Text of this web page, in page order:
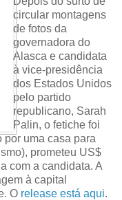
circular montagens
de fotos da
governadora do
Alasca e candidata
à vice-presidência
dos Estados Unidos
pelo partido
republicano, Sarah
Palin, o fetiche foi
por uma casa para
prometeu US$
com a candidata. A
à capital
O release está aqui.